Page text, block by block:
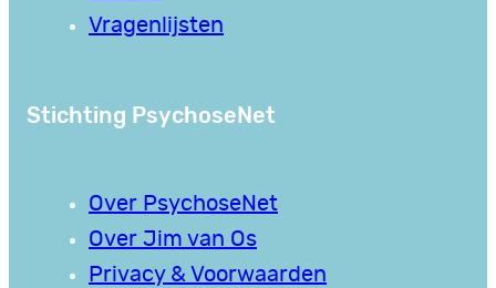
Vragenlijsten
Stichting PsychoseNet
Over PsychoseNet
Over Jim van Os
Privacy & Voorwaarden